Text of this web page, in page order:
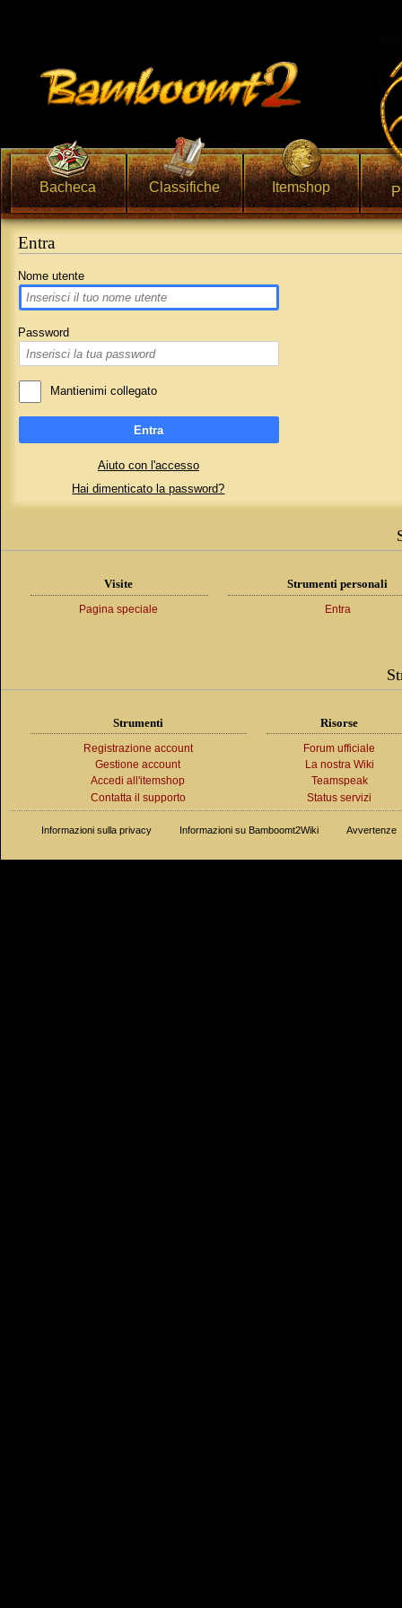
Bacheca Classifiche Itemshop
Entra
Nome utente
Password
Mantienimi collegato
Entra
Aiuto con l'accesso
Hai dimenticato la password?
Visite
Pagina speciale
Strumenti personali
Entra
Strumenti
Registrazione account
Gestione account
Accedi all'itemshop
Contatta il supporto
Risorse
Forum ufficiale
La nostra Wiki
Teamspeak
Status servizi
Informazioni sulla privacy Informazioni su Bamboomt2Wiki Avvertenze